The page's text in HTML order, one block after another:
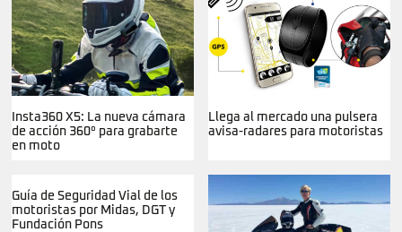
Insta360 X5: La nueva cámara
de acción 360° para grabarte
en moto
Llega al mercado una pulsera
avisa-radares para motoristas
Guía de Seguridad Vial de los
motoristas por Midas, DGT y
Fundación Pons